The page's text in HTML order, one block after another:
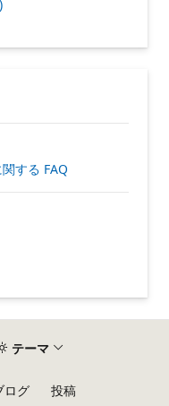
する FAQ
テーマ
ログ 投稿